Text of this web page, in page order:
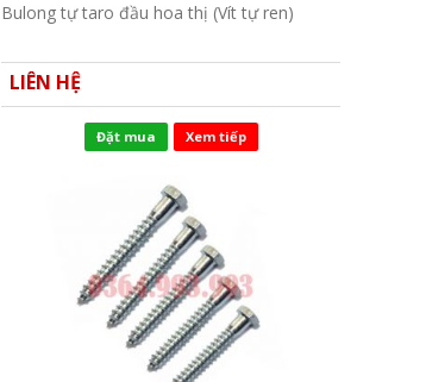
Bulong tự taro đầu hoa thị (Vít tự ren)
LIÊN HỆ
Đặt mua Xem tiếp